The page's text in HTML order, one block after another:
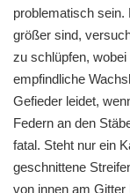
problematisch sein.
größer sind,
zu schlüpfen,
empfindliche
Gefieder leidet,
Federn an den
fatal. Steht nur ein
geschnittene
von innen am